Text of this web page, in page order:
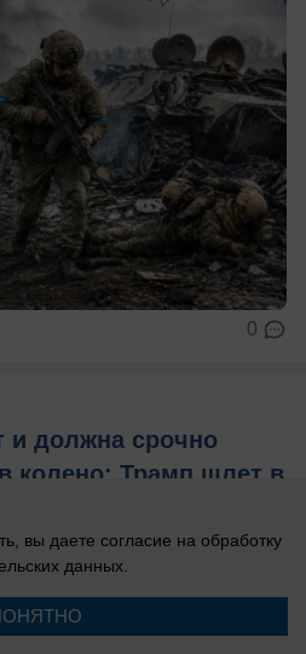
0
и должна срочно
колено: Трамп шлет в
Кушнера и
сбить темп ударов
плачет. А ведь совсем
вы даете согласие на обработку
данных.